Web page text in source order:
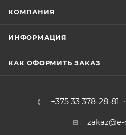
КОМПАНИЯ
ИНФОРМАЦИЯ
КАК ОФОРМИТЬ ЗАКАЗ
+375 33 378-28-81